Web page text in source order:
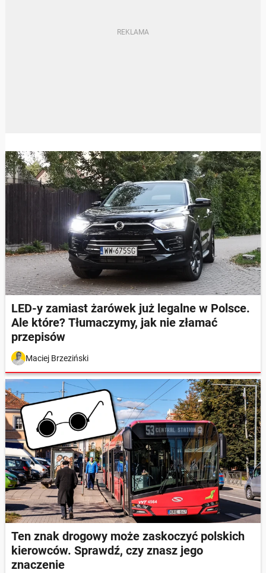
LED-y zamiast żarówek już legalne w Polsce.
Ale które? Tłumaczymy, jak nie złamać
przepisów
Maciej Brzeziński
Ten znak drogowy może zaskoczyć polskich
kierowców. Sprawdź, czy znasz jego
znaczenie